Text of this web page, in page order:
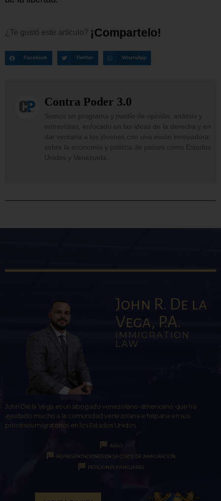
¿Te gustó este artículo? ¡Compartelo!
Facebook Twitter WhatsApp
Contra Poder 3.0
Somos un programa y medio de opinión, análisis y
entrevistas, enfocado en las ideas de la derecha y en
dar ventana a los jóvenes con una visión innovadora
sobre la economía y política de países como Estados
Unidos y Venezuela.
John R. De la
Vega, P.A.
IMMIGRATION
LAW
John De la Vega es un abogado venezolano-americano que ha
ayudado mucho a la comunidad venezolana e hispana en sus
procesos migratorios en los Estados Unidos.
ASILO
REPRESENTACIONES EN LA CORTE DE INMIGRACIÓN
PETICIONES FAMILIARES